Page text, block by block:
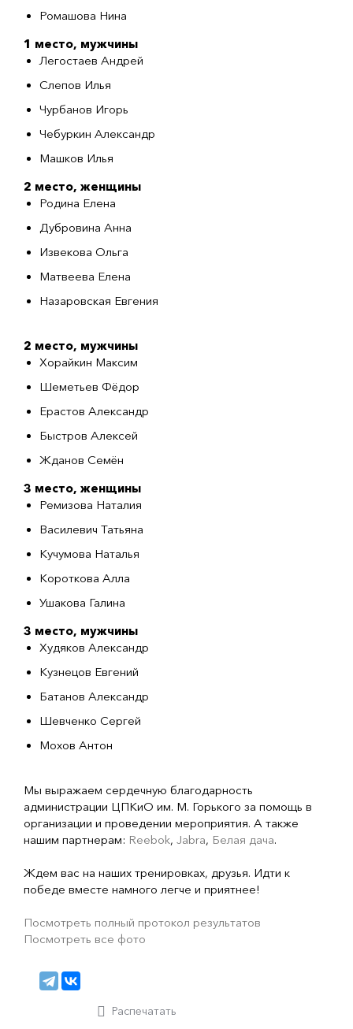
Ромашова Нина
1 место, мужчины
Легостаев Андрей
Слепов Илья
Чурбанов Игорь
Чебуркин Александр
Машков Илья
2 место, женщины
Родина Елена
Дубровина Анна
Извекова Ольга
Матвеева Елена
Назаровская Евгения
2 место, мужчины
Хорайкин Максим
Шеметьев Фёдор
Ерастов Александр
Быстров Алексей
Жданов Семён
3 место, женщины
Ремизова Наталия
Василевич Татьяна
Кучумова Наталья
Короткова Алла
Ушакова Галина
3 место, мужчины
Худяков Александр
Кузнецов Евгений
Батанов Александр
Шевченко Сергей
Мохов Антон
Мы выражаем сердечную благодарность
администрации ЦПКиО им. М. Горького за помощь в
организации и проведении мероприятия. А также
нашим партнерам: Reebok, Jabra, Белая дача.
Ждем вас на наших тренировках, друзья. Идти к
победе вместе намного легче и приятнее!
Посмотреть полный протокол результатов
Посмотреть все фото
Распечатать